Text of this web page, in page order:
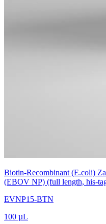
Biotin-Recombinant (E.coli)
(EBOV NP) (full length, his-
EVNP15-BTN
100 µL